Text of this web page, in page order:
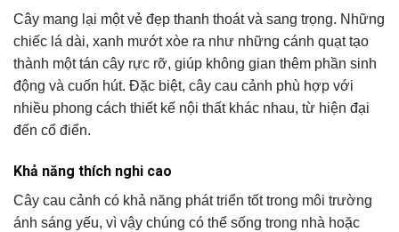
Cây mang lại một vẻ đẹp thanh thoát và sang trọng. Những
chiếc lá dài, xanh mướt xòe ra như những cánh quạt tạo
thành một tán cây rực rỡ, giúp không gian thêm phần sinh
động và cuốn hút. Đặc biệt, cây cau cảnh phù hợp với
nhiều phong cách thiết kế nội thất khác nhau, từ hiện đại
đến cổ điển.
Khả năng thích nghi cao
Cây cau cảnh có khả năng phát triển tốt trong môi trường
ánh sáng yếu, vì vậy chúng có thể sống trong nhà hoặc